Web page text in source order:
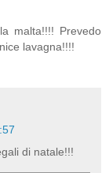
malta!!!! Prevedo
lavagna!!!!
di natale!!!